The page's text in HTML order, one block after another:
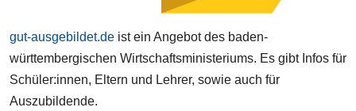
gut-ausgebildet.de ist ein Angebot des baden-
württembergischen Wirtschaftsministeriums. Es gibt Infos für
Schüler:innen, Eltern und Lehrer, sowie auch für
Auszubildende.